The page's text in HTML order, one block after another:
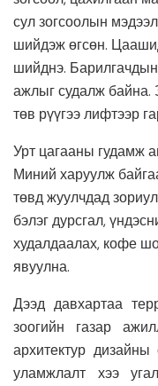
сул зогсоолын
шийдэж өгсөн.
шийднэ.
ажлыг судалж байна.
төв рүүгээ лифтээр
Урт цагааны гудамж
Миний харуулж
төвд жуулчдад
бэлэг дурсгал,
худалдаалах, кофе
явуулна.
Дээд давхартаа
зоогийн газар
архитектур
уламжлалт хээ